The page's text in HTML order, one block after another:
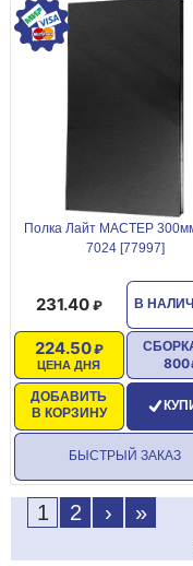
Полка Лайт МАСТЕР
7024 [77997]
В
231.40
ЦЕНА ДНЯ
224.50
ДОБАВИТЬ
В КОРЗИНУ
800
БЫСТРЫЙ ЗАКАЗ
1 2 › »